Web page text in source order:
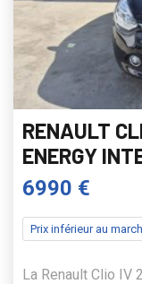
RENAULT
ENERGY
6990 €
Prix inférieur au
La Renault Clio IV